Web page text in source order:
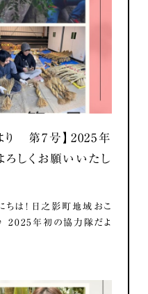
り 第7号】2025年
しくお願いいたし
は！ 日之影町地域おこ
年初の協力隊だよ